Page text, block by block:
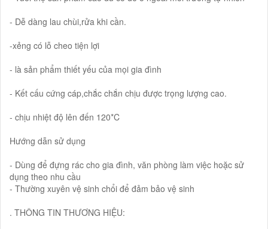
- Dễ dàng lau chùi,rửa khi cần.
-xẻng có lỗ cheo tiện lợi
- là sản phẩm thiết yếu của mọi gia đình
- Kết cấu cứng cáp,chắc chắn chịu được trọng lượng cao.
- chịu nhiệt độ lên đến 120*C
Hướng dẫn sử dụng
- Dùng để đựng rác cho gia đình, văn phòng làm việc hoặc sử
dụng theo nhu cầu
- Thường xuyên vệ sinh chổi để đảm bảo vệ sinh
. THÔNG TIN THƯƠNG HIỆU: